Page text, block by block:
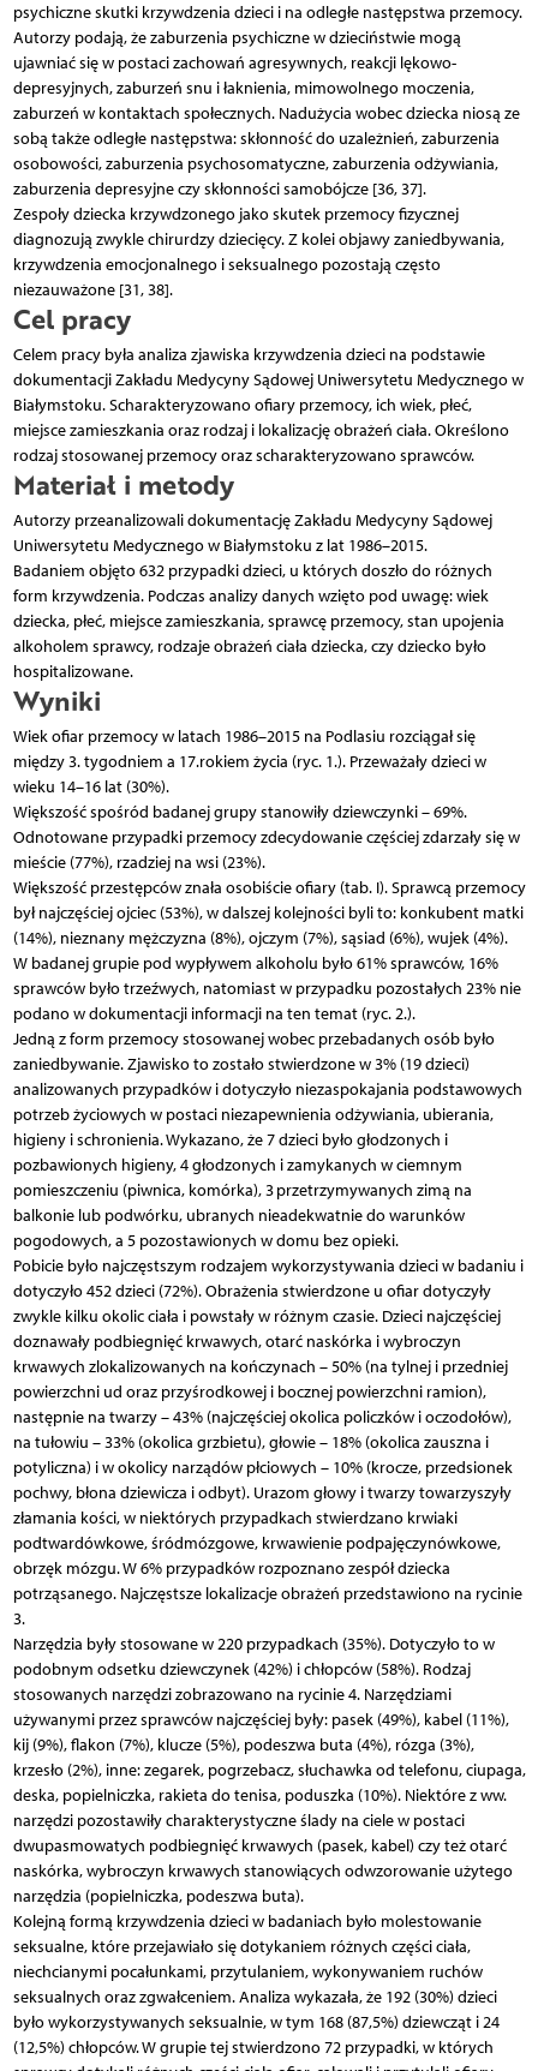
psychiczne skutki krzywdzenia dzieci i na odległe następstwa przemocy.
Autorzy podają, że zaburzenia psychiczne w dzieciństwie mogą
ujawniać się w postaci zachowań agresywnych, reakcji lękowo-
depresyjnych, zaburzeń snu i łaknienia, mimowolnego moczenia,
zaburzeń w kontaktach społecznych. Nadużycia wobec dziecka niosą ze
sobą także odległe następstwa: skłonność do uzależnień, zaburzenia
osobowości, zaburzenia psychosomatyczne, zaburzenia odżywiania,
zaburzenia depresyjne czy skłonności samobójcze [36, 37].
Zespoły dziecka krzywdzonego jako skutek przemocy fizycznej
diagnozują zwykle chirurdzy dziecięcy. Z kolei objawy zaniedbywania,
krzywdzenia emocjonalnego i seksualnego pozostają często
niezauważone [31, 38].
Cel pracy
Celem pracy była analiza zjawiska krzywdzenia dzieci na podstawie
dokumentacji Zakładu Medycyny Sądowej Uniwersytetu Medycznego w
Białymstoku. Scharakteryzowano ofiary przemocy, ich wiek, płeć,
miejsce zamieszkania oraz rodzaj i lokalizację obrażeń ciała. Określono
rodzaj stosowanej przemocy oraz scharakteryzowano sprawców.
Materiał i metody
Autorzy przeanalizowali dokumentację Zakładu Medycyny Sądowej
Uniwersytetu Medycznego w Białymstoku z lat 1986–2015.
Badaniem objęto 632 przypadki dzieci, u których doszło do różnych
form krzywdzenia. Podczas analizy danych wzięto pod uwagę: wiek
dziecka, płeć, miejsce zamieszkania, sprawcę przemocy, stan upojenia
alkoholem sprawcy, rodzaje obrażeń ciała dziecka, czy dziecko było
hospitalizowane.
Wyniki
Wiek ofiar przemocy w latach 1986–2015 na Podlasiu rozciągał się
między 3. tygodniem a 17.rokiem życia (ryc. 1.). Przeważały dzieci w
wieku 14–16 lat (30%).
Większość spośród badanej grupy stanowiły dziewczynki – 69%.
Odnotowane przypadki przemocy zdecydowanie częściej zdarzały się w
mieście (77%), rzadziej na wsi (23%).
Większość przestępców znała osobiście ofiary (tab. I). Sprawcą przemocy
był najczęściej ojciec (53%), w dalszej kolejności byli to: konkubent matki
(14%), nieznany mężczyzna (8%), ojczym (7%), sąsiad (6%), wujek (4%).
W badanej grupie pod wypływem alkoholu było 61% sprawców, 16%
sprawców było trzeźwych, natomiast w przypadku pozostałych 23% nie
podano w dokumentacji informacji na ten temat (ryc. 2.).
Jedną z form przemocy stosowanej wobec przebadanych osób było
zaniedbywanie. Zjawisko to zostało stwierdzone w 3% (19 dzieci)
analizowanych przypadków i dotyczyło niezaspokajania podstawowych
potrzeb życiowych w postaci niezapewnienia odżywiania, ubierania,
higieny i schronienia. Wykazano, że 7 dzieci było głodzonych i
pozbawionych higieny, 4 głodzonych i zamykanych w ciemnym
pomieszczeniu (piwnica, komórka), 3 przetrzymywanych zimą na
balkonie lub podwórku, ubranych nieadekwatnie do warunków
pogodowych, a 5 pozostawionych w domu bez opieki.
Pobicie było najczęstszym rodzajem wykorzystywania dzieci w badaniu i
dotyczyło 452 dzieci (72%). Obrażenia stwierdzone u ofiar dotyczyły
zwykle kilku okolic ciała i powstały w różnym czasie. Dzieci najczęściej
doznawały podbiegnięć krwawych, otarć naskórka i wybroczyn
krwawych zlokalizowanych na kończynach – 50% (na tylnej i przedniej
powierzchni ud oraz przyśrodkowej i bocznej powierzchni ramion),
następnie na twarzy – 43% (najczęściej okolica policzków i oczodołów),
na tułowiu – 33% (okolica grzbietu), głowie – 18% (okolica zauszna i
potyliczna) i w okolicy narządów płciowych – 10% (krocze, przedsionek
pochwy, błona dziewicza i odbyt). Urazom głowy i twarzy towarzyszyły
złamania kości, w niektórych przypadkach stwierdzano krwiaki
podtwardówkowe, śródmózgowe, krwawienie podpajęczynówkowe,
obrzęk mózgu. W 6% przypadków rozpoznano zespół dziecka
potrząsanego. Najczęstsze lokalizacje obrażeń przedstawiono na rycinie
3.
Narzędzia były stosowane w 220 przypadkach (35%). Dotyczyło to w
podobnym odsetku dziewczynek (42%) i chłopców (58%). Rodzaj
stosowanych narzędzi zobrazowano na rycinie 4. Narzędziami
używanymi przez sprawców najczęściej były: pasek (49%), kabel (11%),
kij (9%), flakon (7%), klucze (5%), podeszwa buta (4%), rózga (3%),
krzesło (2%), inne: zegarek, pogrzebacz, słuchawka od telefonu, ciupaga,
deska, popielniczka, rakieta do tenisa, poduszka (10%). Niektóre z ww.
narzędzi pozostawiły charakterystyczne ślady na ciele w postaci
dwupasmowatych podbiegnięć krwawych (pasek, kabel) czy też otarć
naskórka, wybroczyn krwawych stanowiących odwzorowanie użytego
narzędzia (popielniczka, podeszwa buta).
Kolejną formą krzywdzenia dzieci w badaniach było molestowanie
seksualne, które przejawiało się dotykaniem różnych części ciała,
niechcianymi pocałunkami, przytulaniem, wykonywaniem ruchów
seksualnych oraz zgwałceniem. Analiza wykazała, że 192 (30%) dzieci
było wykorzystywanych seksualnie, w tym 168 (87,5%) dziewcząt i 24
(12,5%) chłopców. W grupie tej stwierdzono 72 przypadki, w których